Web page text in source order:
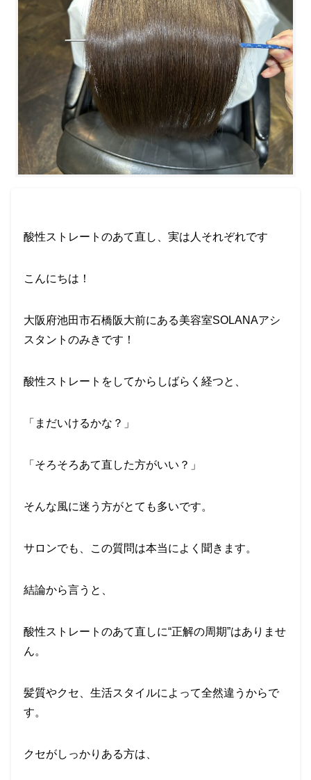
酸性ストレートのあて直し、実は人それぞれです
こんにちは！
大阪府池田市石橋阪大前にある美容室SOLANAアシ
スタントのみきです！
酸性ストレートをしてからしばらく経つと、
「まだいけるかな？」
「そろそろあて直した方がいい？」
そんな風に迷う方がとても多いです。
サロンでも、この質問は本当によく聞きます。
結論から言うと、
酸性ストレートのあて直しに“正解の周期”はありませ
ん。
髪質やクセ、生活スタイルによって全然違う からで
す。
クセがしっかりある方は、